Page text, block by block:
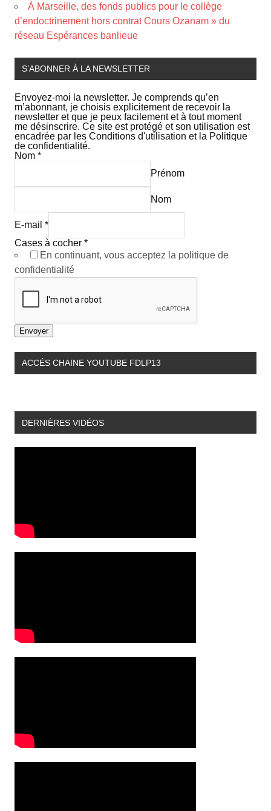
À Marseille, des fonds publics pour le collège
d’endoctrinement hors contrat Cours Ozanam » du
réseau Espérances banlieue
S’ABONNER À LA NEWSLETTER
Envoyez-moi la newsletter. Je comprends qu’en
m’abonnant, je choisis explicitement de recevoir la
newsletter et que je peux facilement et à tout moment
me désinscrire. Ce site est protégé et son utilisation est
encadrée par les Conditions d'utilisation et la Politique
de confidentialité.
Nom *
Prénom
Nom
E-mail *
Cases à cocher *
En continuant, vous acceptez la politique de
confidentialité
Envoyer
ACCÉS CHAINE YOUTUBE FDLP13
DERNIÈRES VIDÉOS